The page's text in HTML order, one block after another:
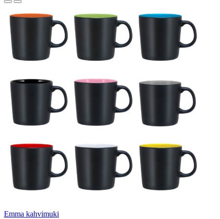
Emma kahvimuki